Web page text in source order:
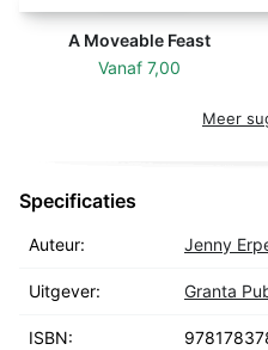
A Moveable Feast
Vanaf 7,00
Meer
Specificaties
Auteur: Jenny
Uitgever: Granta
ISBN: